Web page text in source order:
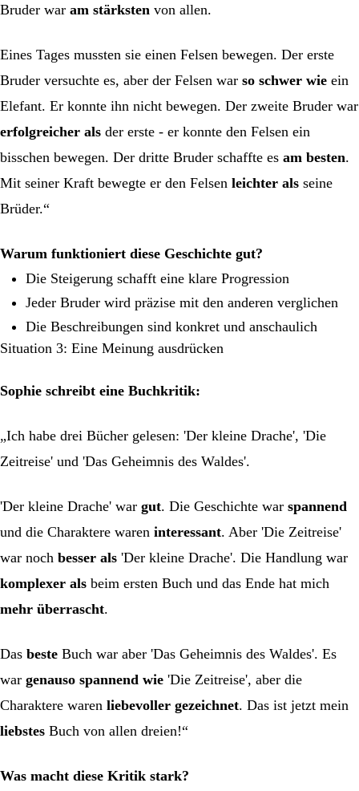
Bruder war am stärksten von allen.
Eines Tages mussten sie einen Felsen bewegen. Der erste
Bruder versuchte es, aber der Felsen war so schwer wie ein
Elefant. Er konnte ihn nicht bewegen. Der zweite Bruder war
erfolgreicher als der erste - er konnte den Felsen ein
bisschen bewegen. Der dritte Bruder schaffte es am besten.
Mit seiner Kraft bewegte er den Felsen leichter als seine
Brüder.“
Warum funktioniert diese Geschichte gut?
Die Steigerung schafft eine klare Progression
Jeder Bruder wird präzise mit den anderen verglichen
Die Beschreibungen sind konkret und anschaulich
Situation 3: Eine Meinung ausdrücken
Sophie schreibt eine Buchkritik:
„Ich habe drei Bücher gelesen: 'Der kleine Drache', 'Die
Zeitreise' und 'Das Geheimnis des Waldes'.
'Der kleine Drache' war gut. Die Geschichte war spannend
und die Charaktere waren interessant. Aber 'Die Zeitreise'
war noch besser als 'Der kleine Drache'. Die Handlung war
komplexer als beim ersten Buch und das Ende hat mich
mehr überrascht.
Das beste Buch war aber 'Das Geheimnis des Waldes'. Es
war genauso spannend wie 'Die Zeitreise', aber die
Charaktere waren liebevoller gezeichnet. Das ist jetzt mein
liebstes Buch von allen dreien!“
Was macht diese Kritik stark?